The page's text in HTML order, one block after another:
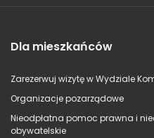
Dla mieszkańców
Zarezerwuj wizytę w Wydziale
Organizacje pozarządowe
Nieodpłatna pomoc prawna i
obywatelskie